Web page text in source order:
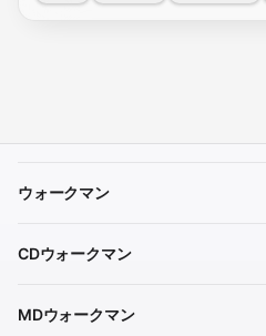
ウォークマン
CDウォークマン
MDウォークマン